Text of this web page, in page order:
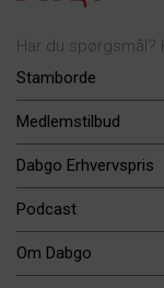
Har du spørgsmål?
Stamborde
Medlemstilbud
Dabgo Erhvervspris
Podcast
Om Dabgo